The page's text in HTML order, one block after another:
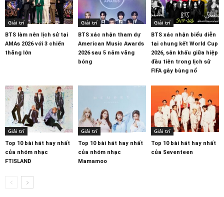
Giải trí
BTS làm nên lịch sử tại
AMAs 2026 với 3 chiến
thắng lớn
Giải trí
BTS xác nhận tham dự
American Music Awards
2026 sau 5 năm vắng
bóng
Giải trí
BTS xác nhận biểu diễn
tại chung kết World Cup
2026, sân khấu giữa hiệp
đầu tiên trong lịch sử
FIFA gây bùng nổ
Giải trí
Top 10 bài hát hay nhất
của nhóm nhạc
FTISLAND
Giải trí
Top 10 bài hát hay nhất
của nhóm nhạc
Mamamoo
Giải trí
Top 10 bài hát hay nhất
của Seventeen